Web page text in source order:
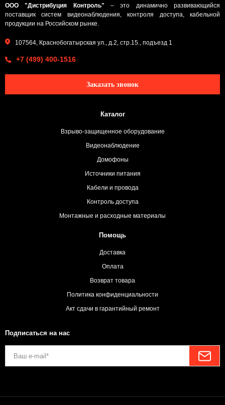
ООО "Дистрибуция Контроль" – это динамично развивающийся
поставщик систем видеонаблюдения, контроля доступа, кабельной
продукции на Российском рынке.
107564, Краснобогатырская ул., д.2, стр.15., подъезд 1
+7 (499) 400-1516
Заказать звонок
Каталог
Взрыво-защищенное оборудование
Видеонаблюдение
Домофоны
Источники питания
Кабели и провода
Контроль доступа
Монтажные и расходные материалы
Помощь
Доставка
Оплата
Возврат товара
Политика конфиденциальности
Акт сдачи в гарантийный ремонт
Подписаться на нас